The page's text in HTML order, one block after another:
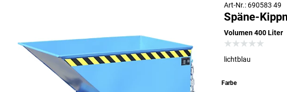
Art-Nr.: 690583 49
Späne-
Volumen 400 Liter
lichtblau
Farbe